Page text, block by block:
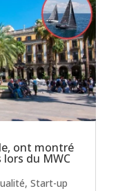
ont montré
du MWC
, Start-up